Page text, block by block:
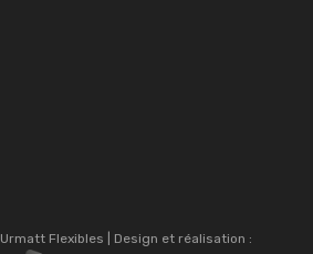
Urmatt Flexibles | Design et réalisation :